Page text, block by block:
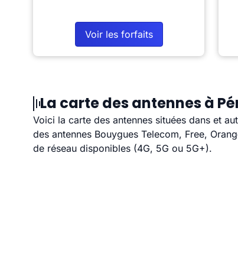
Voir les forfaits
La carte des antennes à
Voici la carte des antennes situées dans et
des antennes Bouygues Telecom, Free,
de réseau disponibles (4G, 5G ou 5G+).